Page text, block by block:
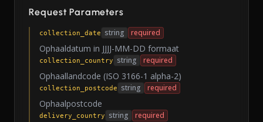
Request Parameters
collection_date string required
Ophaaldatum in JJJJ-MM-DD formaat
collection_country string required
Ophaallandcode (ISO 3166-1 alpha-2)
collection_postcode string required
Ophaalpostcode
delivery_country string required